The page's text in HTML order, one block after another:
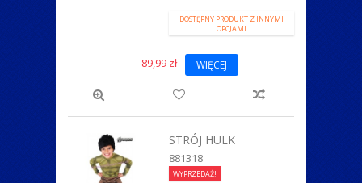
DOSTĘPNY PRODUKT Z INNYMI
OPCJAMI
89,99 zł WIĘCEJ
STRÓJ HULK
881318
WYPRZEDAŻ!